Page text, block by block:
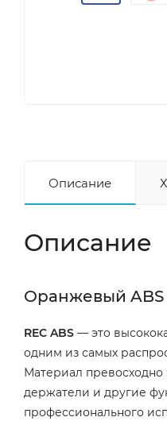
Описание
Описание
Оранжевый ABS
REC ABS — это
одним из самых
Материал
держатели и другие
профессионального